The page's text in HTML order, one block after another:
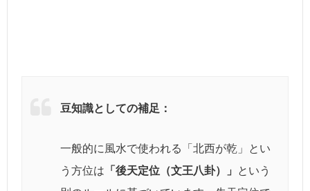
豆知識としての補足：
一般的に風水で使われる「北西が乾」とい
う方位は 「後天定位（文王八卦）」
という